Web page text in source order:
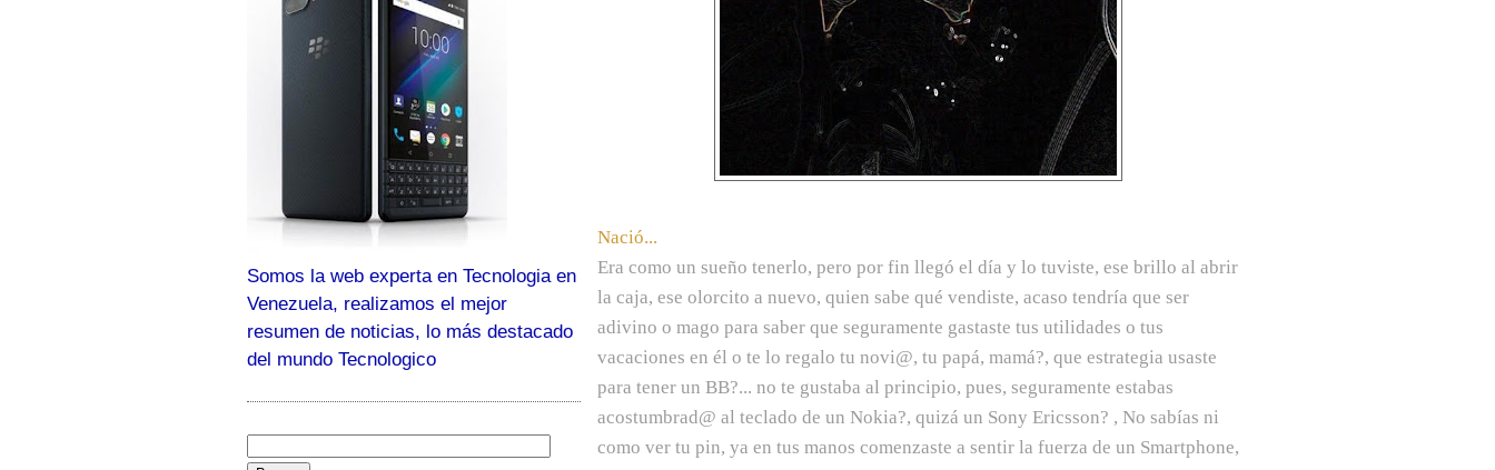
Nació...
Era como un sueño tenerlo, pero por fin llegó el día y lo tuviste, ese brillo al abrir
la caja, ese olorcito a nuevo, quien sabe qué vendiste, acaso tendría que ser
adivino o mago para saber que seguramente gastaste tus utilidades o tus
vacaciones en él o te lo regalo tu novi@, tu papá, mamá?, que estrategia usaste
para tener un BB?... no te gustaba al principio, pues, seguramente estabas
acostumbrad@ al teclado de un Nokia?, quizá un Sony Ericsson? , No sabías ni
como ver tu pin, ya en tus manos comenzaste a sentir la fuerza de un Smartphone,
Somos la web experta en Tecnologia en
Venezuela, realizamos el mejor
resumen de noticias, lo más destacado
del mundo Tecnologico